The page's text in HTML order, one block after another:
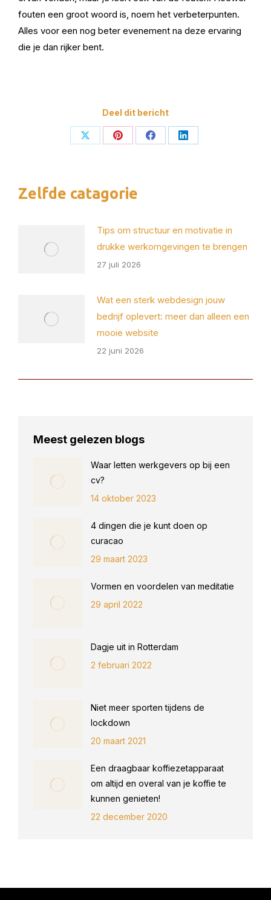
fouten een groot woord is, noem het verbeterpunten.
Alles voor een nog beter evenement na deze ervaring
die je dan rijker bent.
Deel dit bericht
Deel
Deel
Deel
Deel
Zelfde catagorie
Tips om structuur en motivatie in
drukke werkomgevingen te brengen
27 juli 2026
Wat een sterk webdesign jouw
bedrijf oplevert: meer dan alleen een
mooie website
22 juni 2026
Meest gelezen blogs
Waar letten werkgevers op bij een
cv?
14 oktober 2023
4 dingen die je kunt doen op
curacao
29 maart 2023
Vormen en voordelen van meditatie
29 april 2022
Dagje uit in Rotterdam
2 februari 2022
Niet meer sporten tijdens de
lockdown
20 maart 2021
Een draagbaar koffiezetapparaat
om altijd en overal van je koffie te
kunnen genieten!
22 december 2020